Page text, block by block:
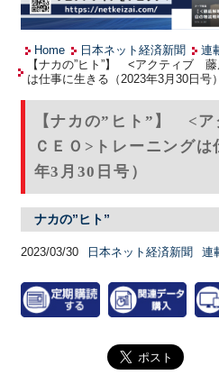
Home 日本ネット経済新聞 連
【ナカの”ヒト”】 <アクティブ
は仕事に生きる（2023年3月30日号）
【ナカの”ヒト”】 <
ＣＥＯ>トレーニング
年3月30日号）
ナカの”ヒト”
2023/03/30 日本ネット経済新聞 連